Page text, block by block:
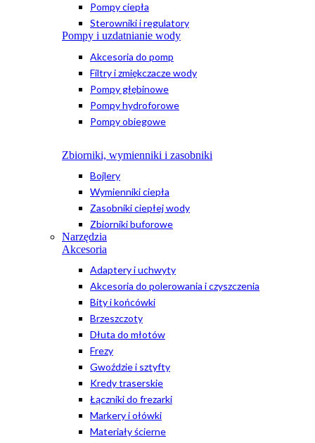
Pompy ciepła
Sterowniki i regulatory
Pompy i uzdatnianie wody
Akcesoria do pomp
Filtry i zmiękczacze wody
Pompy głębinowe
Pompy hydroforowe
Pompy obiegowe
Zbiorniki, wymienniki i zasobniki
Bojlery
Wymienniki ciepła
Zasobniki ciepłej wody
Zbiorniki buforowe
Narzędzia
Akcesoria
Adaptery i uchwyty
Akcesoria do polerowania i czyszczenia
Bity i końcówki
Brzeszczoty
Dłuta do młotów
Frezy
Gwoździe i sztyfty
Kredy traserskie
Łączniki do frezarki
Markery i ołówki
Materiały ścierne